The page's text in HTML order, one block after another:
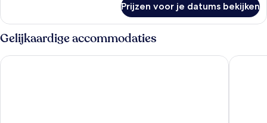
Roll-
Shower)
laden
kamer,
kingsize
bed
(Mobility
Prijzen voor je datums bekijken
Gelijkaardige accommodaties
Hyatt Place New York / Chelsea